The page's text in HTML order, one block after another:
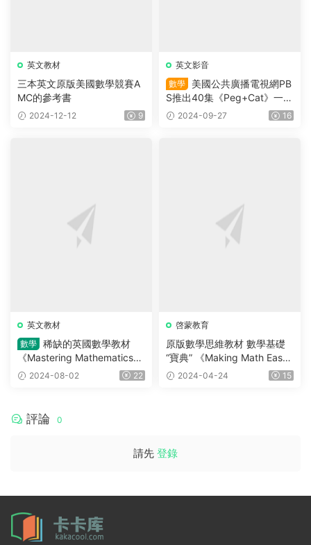
英文教材
三本英文原版美國數學競賽A
MC的參考書
2024-12-12 9
英文影音
數學
美國公共廣播電視網PB
S推出40集《Peg+Cat》一部
以兒童數學教育爲主題的動畫
2024-09-27 16
英文教材
數學 稀缺的英國數學教材
《Mastering Mathematics》
一套完整的IGCSE前置課程教
2024-08-02 22
啓蒙教育
原版數學思維教材 數學基礎
“寶典” 《Making Math Eas
y》系列，共六冊，高清PDF
2024-04-24 15
評論 0
請先 登錄